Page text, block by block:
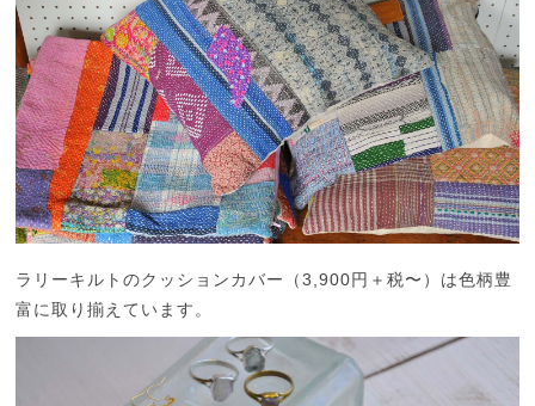
ラリーキルトのクッションカバー（3,900円＋税〜）は色柄豊
富に取り揃えています。